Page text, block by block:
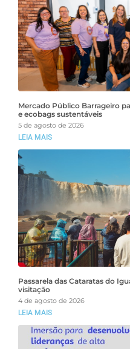
Mercado Público Barrageiro
e ecobags sustentáveis
5 de agosto de 2026
LEIA MAIS
Passarela das Cataratas do
visitação
4 de agosto de 2026
LEIA MAIS